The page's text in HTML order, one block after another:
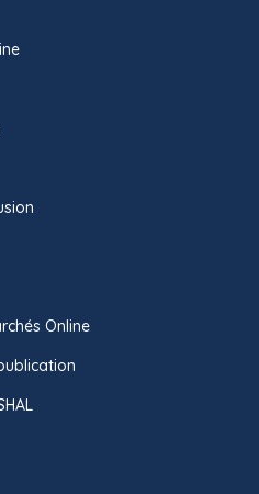
Online